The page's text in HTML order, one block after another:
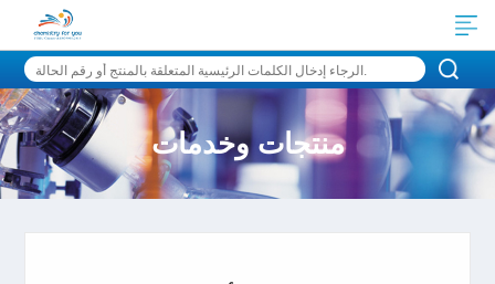
منتجات وخدمات